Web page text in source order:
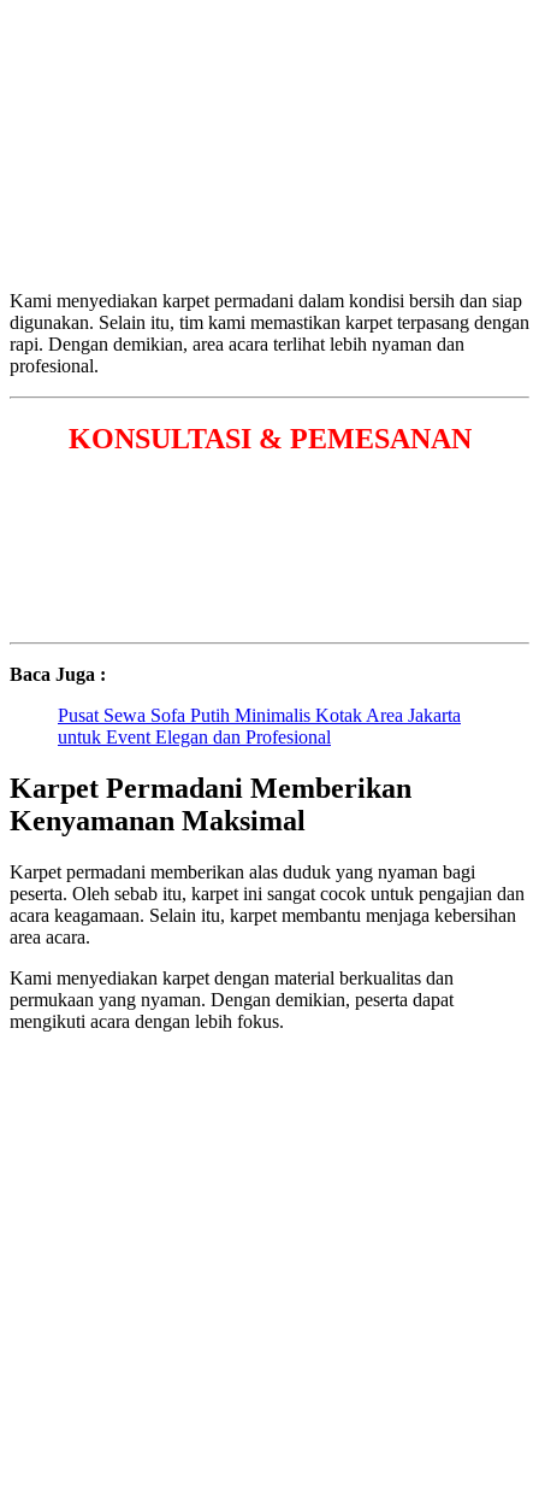
Kami menyediakan karpet permadani dalam kondisi bersih dan siap
digunakan. Selain itu, tim kami memastikan karpet terpasang dengan
rapi. Dengan demikian, area acara terlihat lebih nyaman dan
profesional.
KONSULTASI & PEMESANAN
Baca Juga :
Pusat Sewa Sofa Putih Minimalis Kotak Area Jakarta
untuk Event Elegan dan Profesional
Karpet Permadani Memberikan
Kenyamanan Maksimal
Karpet permadani memberikan alas duduk yang nyaman bagi
peserta. Oleh sebab itu, karpet ini sangat cocok untuk pengajian dan
acara keagamaan. Selain itu, karpet membantu menjaga kebersihan
area acara.
Kami menyediakan karpet dengan material berkualitas dan
permukaan yang nyaman. Dengan demikian, peserta dapat
mengikuti acara dengan lebih fokus.